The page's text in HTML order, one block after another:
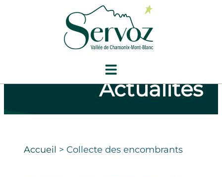
Actualités
Accueil > Collecte des encombrants